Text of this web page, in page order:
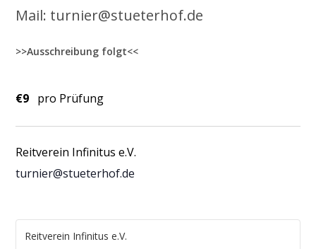
Mail: turnier@stueterhof.de
>>Ausschreibung folgt<<
€9 pro Prüfung
Reitverein Infinitus e.V.
turnier@stueterhof.de
Reitverein Infinitus e.V.